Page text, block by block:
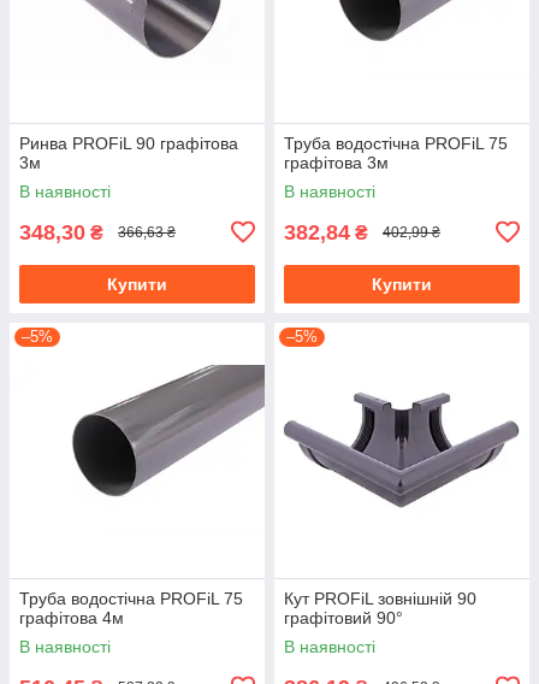
Ринва PROFiL 90 графітова
3м
В наявності
348,30 ₴ 366,63 ₴
Купити
Труба водостічна PROFiL 75
графiтова 3м
В наявності
382,84 ₴ 402,99 ₴
Купити
–5%
Труба водостічна PROFiL 75
графiтова 4м
В наявності
–5%
Кут PROFiL зовнішній 90
графітовий 90°
В наявності